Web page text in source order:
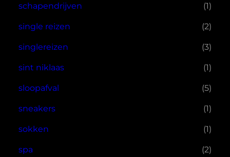
schapendrijven (1)
single reizen (2)
singlereizen (3)
sint niklaas (1)
sloopafval (5)
sneakers (1)
sokken (1)
spa (2)